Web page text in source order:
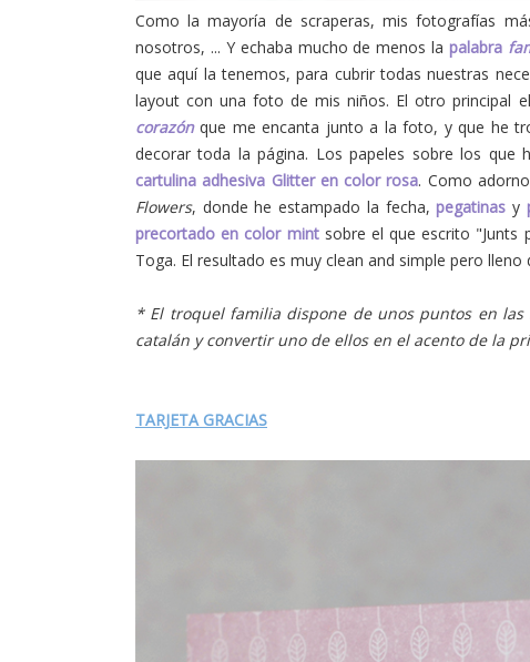
Como la mayoría de scraperas, mis fotografías
nosotros, ... Y echaba mucho de menos la palabra
que aquí la tenemos, para cubrir todas nuestras
layout con una foto de mis niños. El otro principal
corazónque me encanta junto a la foto, y que he
decorar toda la página. Los papeles sobre los que
cartulina adhesiva Glitter en color rosa. Como
Flowers, donde he estampado la fecha, pegatinas y
precortado en color mintsobre el que escrito "Junts
Toga. El resultado es muy clean and simple pero
* El troquel familia dispone de unos puntos en
catalán y convertir uno de ellos en el acento de la
TARJETA GRACIAS